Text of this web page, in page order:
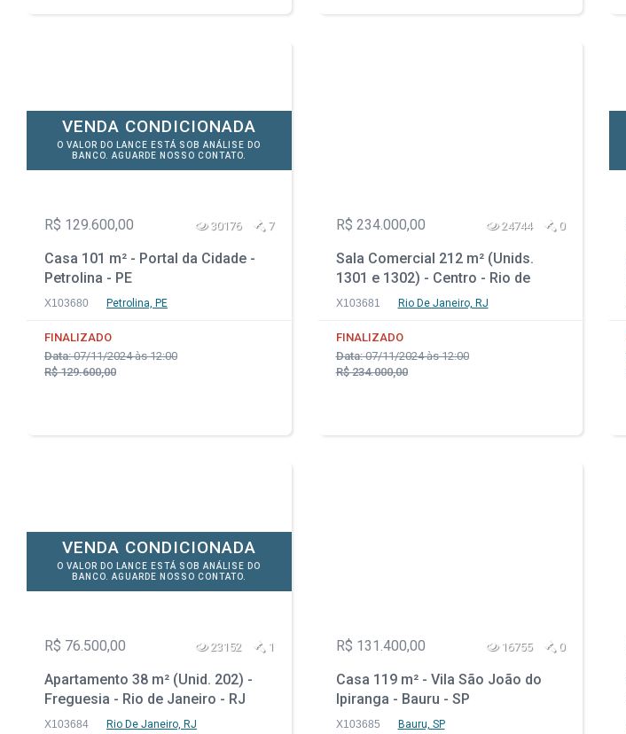
VENDA CONDICIONADA
O VALOR DO LANCE ESTÁ SOB ANÁLISE DO
BANCO. AGUARDE NOSSO CONTATO.
R$ 129.600,00 30176 7
Casa 101 m² - Portal da Cidade -
Petrolina - PE
X103680 Petrolina, PE
FINALIZADO
Data:07/11/2024 às 12:00
R$ 129.600,00
R$ 234.000,00 24744 0
Sala Comercial 212 m² (Unids.
1301 e 1302) - Centro - Rio de
Janeiro - RJ
X103681 Rio De Janeiro, RJ
FINALIZADO
Data:07/11/2024 às 12:00
R$ 234.000,00
VENDA CONDICIONADA
O VALOR DO LANCE ESTÁ SOB ANÁLISE DO
BANCO. AGUARDE NOSSO CONTATO.
R$ 76.500,00 23152 1
Apartamento 38 m² (Unid. 202) -
Freguesia - Rio de Janeiro - RJ
X103684 Rio De Janeiro, RJ
R$ 131.400,00 16755 0
Casa 119 m² - Vila São João do
Ipiranga - Bauru - SP
X103685 Bauru, SP